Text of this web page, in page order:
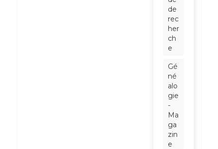
de
rec
her
ch
e
Gé
né
alo
gie
-
Ma
ga
zin
e